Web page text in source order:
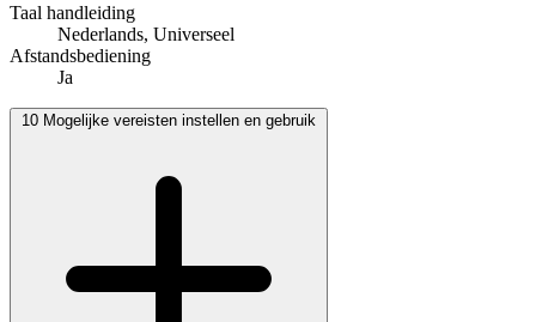
Taal handleiding
Nederlands, Universeel
Afstandsbediening
Ja
10 Mogelijke vereisten instellen en gebruik